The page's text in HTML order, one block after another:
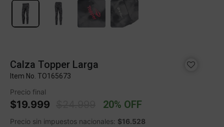
Calza Topper Larga
Item No. TO165673
Precio final
$19.999 Price reduced from
20% OFF
Precio sin impuestos nacionales: $16.528